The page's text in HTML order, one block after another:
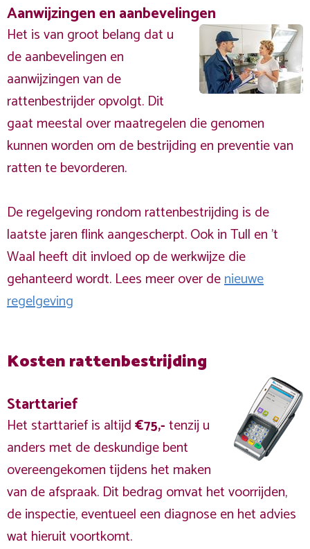
Aanwijzingen en aanbevelingen
Het is van groot belang dat u
de aanbevelingen en
aanwijzingen van de
rattenbestrijder opvolgt. Dit
gaat meestal over maatregelen die genomen
kunnen worden om de bestrijding en preventie van
ratten te bevorderen.
De regelgeving rondom rattenbestrijding is de
laatste jaren flink aangescherpt. Ook in Tull en 't
Waal heeft dit invloed op de werkwijze die
gehanteerd wordt. Lees meer over denieuwe
regelgeving
Kosten rattenbestrijding
Starttarief
Het starttarief is altijd€75,-tenzij u
anders met de deskundige bent
overeengekomen tijdens het maken
van de afspraak. Dit bedrag omvat het voorrijden,
de inspectie, eventueel een diagnose en het advies
wat hieruit voortkomt.